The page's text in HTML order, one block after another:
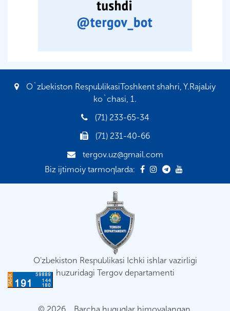
O`zbekiston RespublikasiToshkent shahri, Y.Rajabiy
ko`chasi, 1.
(71) 233-65-34
(71) 231-40-66
tergov.uz@gmail.com
Biz ijtimoiy tarmoqlarda:
O'zbekiston Respublikasi Ichki ishlar vazirligi
huzuridagi Tergov departamenti